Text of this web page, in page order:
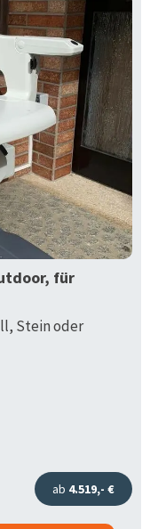
für
Stein oder
ab 4.519,- €